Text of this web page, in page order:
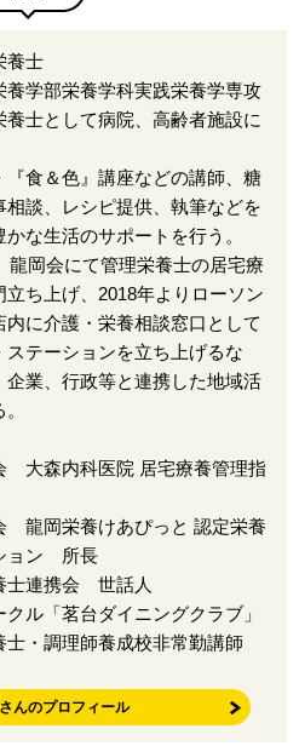
養士
養学部栄養学科実践栄養学専攻
養士として病院、高齢者施設に
『食＆色』講座などの講師、糖
相談、レシピ提供、執筆などを
な生活のサポートを行う。
龍岡会にて管理栄養士の居宅療
立ち上げ、2018年よりローソン
内に介護・栄養相談窓口として
ステーションを立ち上げるな
企業、行政等と連携した地域活
大森内科医院 居宅療養管理指
龍岡栄養けあぴっと 認定栄養
ョン 所長
士連携会 世話人
ル「茗台ダイニングクラブ」
士・調理師養成校非常勤講師
んのプロフィール